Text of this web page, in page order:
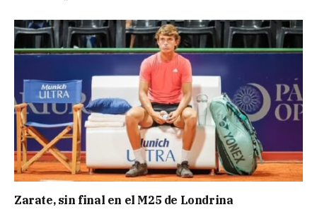
Zarate, sin final en el M25 de Londrina